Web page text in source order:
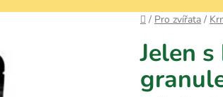
Domů
/ Pro zvířata /
Jelen